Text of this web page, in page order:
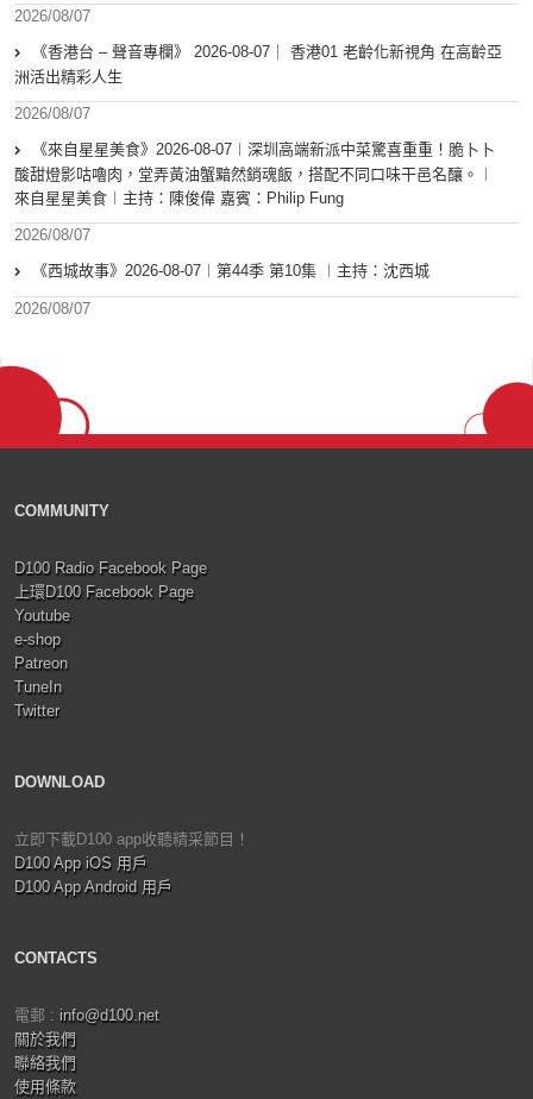
2026/08/07
《香港台 – 聲音專欄》 2026-08-07｜ 香港01 老齡化新視角 在高齡亞
洲活出精彩人生
2026/08/07
《來自星星美食》2026-08-07︱深圳高端新派中菜驚喜重重！脆卜卜
酸甜燈影咕嚕肉，堂弄黃油蟹黯然銷魂飯，搭配不同口味干邑名釀。︱
來自星星美食︱主持：陳俊偉 嘉賓：Philip Fung
2026/08/07
《西城故事》2026-08-07︱第44季 第10集 ︱主持：沈西城
2026/08/07
COMMUNITY
D100 Radio Facebook Page
上環D100 Facebook Page
Youtube
e-shop
Patreon
TuneIn
Twitter
DOWNLOAD
立即下載D100 app收聽精采節目！
D100 App iOS 用戶
D100 App Android 用戶
CONTACTS
電郵 : info@d100.net
關於我們
聯絡我們
使用條款